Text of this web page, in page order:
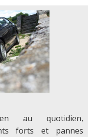
au quotidien,
forts et pannes